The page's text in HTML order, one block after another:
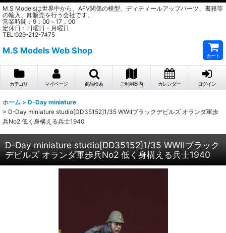
M.S Modelsは世界中から、AFV関係の模型、ディティールアップパーツ、書籍等
の輸入、卸販売を行う会社です。
営業時間：9：00～17：00
定休日：日曜日・月曜日
TEL:029-212-7475
M.S Models Web Shop
カート
カテゴリ マイページ 商品検索 ご利用案内 カレンダー ログイン
ホーム > D-Day miniature
> D-Day miniature studio[DD35152]1/35 WWIIブラックデビルズ オランダ軍歩
兵No2 低く身構える兵士1940
D-Day miniature studio[DD35152]1/35 WWIIブラック
デビルズ オランダ軍歩兵No2 低く身構える兵士1940